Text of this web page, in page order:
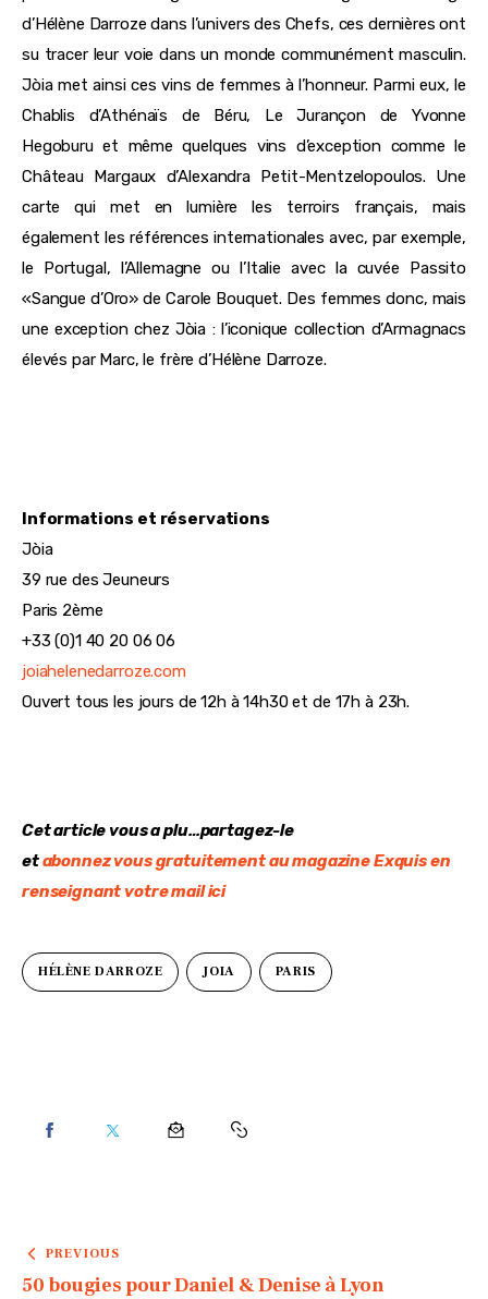
d’Hélène Darroze dans l’univers des Chefs, ces dernières ont
su tracer leur voie dans un monde communément masculin.
Jòia met ainsi ces vins de femmes à l’honneur. Parmi eux, le
Chablis d’Athénaïs de Béru, Le Jurançon de Yvonne
Hegoburu et même quelques vins d’exception comme le
Château Margaux d’Alexandra Petit-Mentzelopoulos. Une
carte qui met en lumière les terroirs français, mais
également les références internationales avec, par exemple,
le Portugal, l’Allemagne ou l’Italie avec la cuvée Passito
«Sangue d’Oro» de Carole Bouquet. Des femmes donc, mais
une exception chez Jòia : l’iconique collection d’Armagnacs
élevés par Marc, le frère d’Hélène Darroze.
Informations et réservations
Jòia
39 rue des Jeuneurs
Paris 2ème
+33 (0)1 40 20 06 06
joiahelenedarroze.com
Ouvert tous les jours de 12h à 14h30 et de 17h à 23h.
Cet article vous a plu…partagez-le
et abonnez vous gratuitement au magazine Exquis en
renseignant votre mail ici
HÉLÈNE DARROZE JOIA PARIS
PREVIOUS
50 bougies pour Daniel & Denise à Lyon